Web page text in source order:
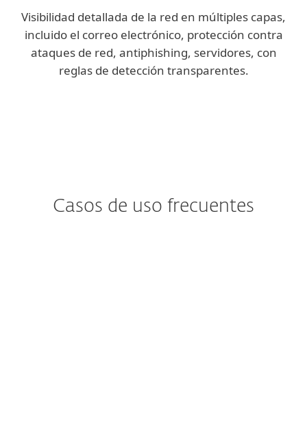
Visibilidad detallada de la red en múltiples capas,
incluido el correo electrónico, protección contra
ataques de red, antiphishing, servidores, con
reglas de detección transparentes.
Casos de uso frecuentes